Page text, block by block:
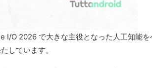
O 2026 で大きな主役となった人工知能を
しています。